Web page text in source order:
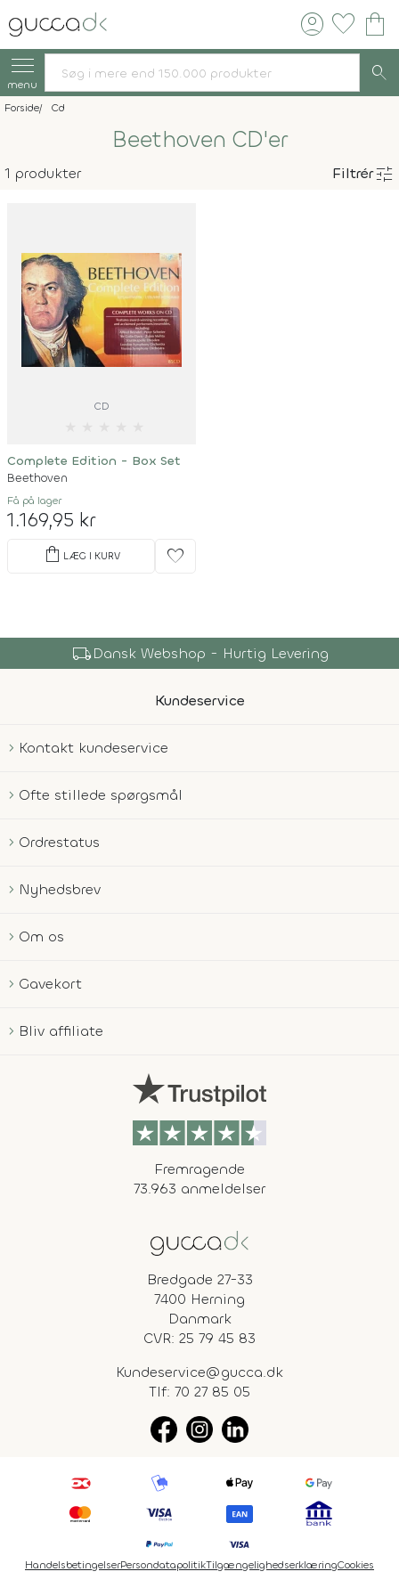
account_circle favorite shopping_bag
menu search
Forside Cd
Beethoven CD'er
1 produkter Filtrértune
CD
Complete Edition - Box Set
Beethoven
Få på lager
1.169,95 kr
shopping_bag LÆG I KURV favorite
local_shippingDansk Webshop - Hurtig Levering
Kundeservice
Kontakt kundeservice
Ofte stillede spørgsmål
Ordrestatus
Nyhedsbrev
Om os
Gavekort
Bliv affiliate
Fremragende
73.963 anmeldelser
Bredgade 27-33
7400 Herning
Danmark
CVR: 25 79 45 83
Kundeservice@gucca.dk
Tlf: 70 27 85 05
HandelsbetingelserPersondatapolitikTilgængelighedserklæringCookies